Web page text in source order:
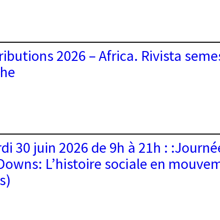
2026 – Africa. Rivista
30 juin 2026 de 9h à 21h :
L’histoire sociale en